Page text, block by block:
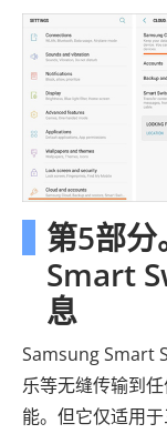
第5部
Smart
息
Samsung Smart
乐等无缝传输到
能。但它仅适用